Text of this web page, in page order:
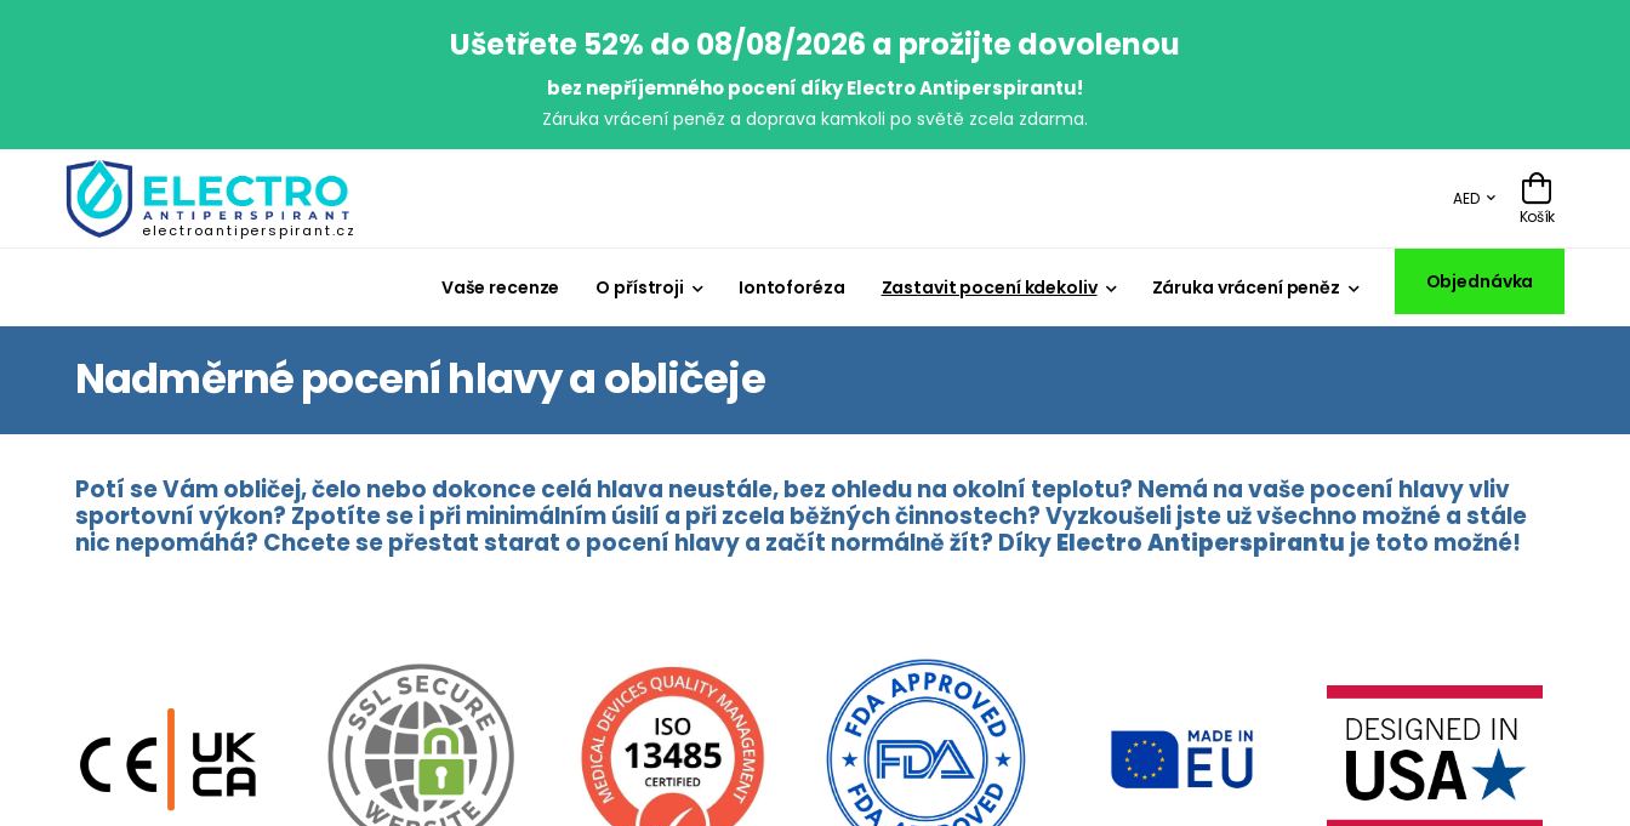
Ušetřete 52% do 08/08/2026 a prožijte dovolenou
bez nepříjemného pocení díky Electro Antiperspirantu!
Záruka vrácení peněz a doprava kamkoli po světě zcela zdarma.
electroantiperspirant.cz
AED
Košík
Vaše recenze O přístroji Iontoforéza Zastavit pocení kdekoliv Záruka vrácení peněz Objednávka
Nadměrné pocení hlavy a obličeje
Potí se Vám obličej, čelo nebo dokonce celá hlava neustále, bez ohledu na okolní teplotu? Nemá na vaše pocení hlavy vliv
sportovní výkon? Zpotíte se i při minimálním úsilí a při zcela běžných činnostech? Vyzkoušeli jste už všechno možné a stále
nic nepomáhá? Chcete se přestat starat o pocení hlavy a začít normálně žít? DíkyElectro Antiperspirantu je toto možné!